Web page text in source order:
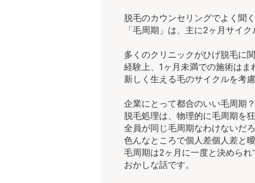
脱毛のカウンセリングでよく聞く
「毛周期」は、主に2ヶ月サイク
多くのクリニックがひげ脱毛に
経験上、1ヶ月未満での施術はま
新しく生える毛のサイクルを考
企業にとって都合のいい毛周期？
脱毛処理は、物理的に毛周期を
全員が同じ毛周期なわけないだろ
色んなところで個人差個人差と
毛周期は2ヶ月に一度と決められ
おかしな話です。